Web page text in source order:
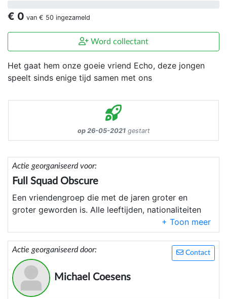
€ 0 van € 50 ingezameld
Word collectant
Het gaat hem onze goeie vriend Echo, deze jongen
speelt sinds enige tijd samen met ons
op 26-05-2021gestart
Actie georganiseerd voor:
Full Squad Obscure
Een vriendengroep die met de jaren groter en
groter geworden is. Alle leeftijden, nationaliteiten
doen mee. We dragen ook met trots de FSO tag
omdat dit onze vriendschap kracht bijzet.
Contact
Actie georganiseerd door:
Michael Coesens